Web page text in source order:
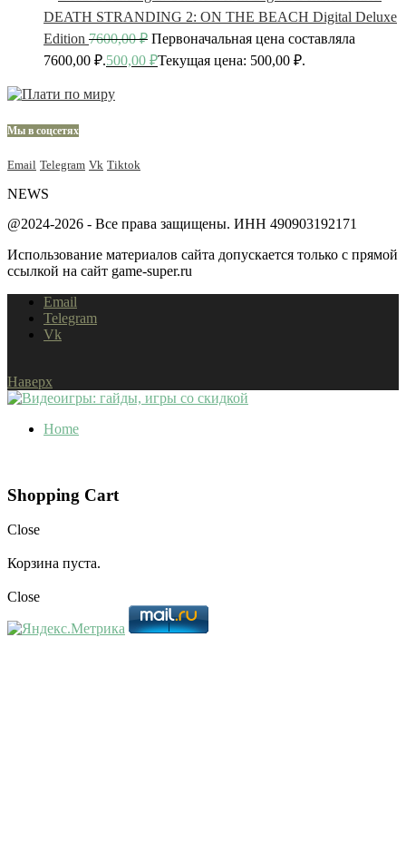
DEATH STRANDING 2: ON THE BEACH Digital Deluxe
Edition 7600,00₽ Первоначальная цена составляла
7600,00 ₽.500,00 ₽Текущая цена: 500,00 ₽.
Мы в соцсетях
Email Telegram Vk Tiktok
NEWS
@2024-2026 - Все права защищены. ИНН 490903192171
Использование материалов сайта допускается только с прямой
ссылкой на сайт game-super.ru
Email
Telegram
Vk
Наверх
Home
Shopping Cart
Close
Корзина пуста.
Close